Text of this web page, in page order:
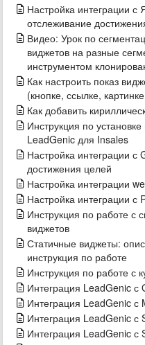
Настройка интеграции с
отслеживание
Видео: Урок по
виджетов на разные
инструментом
Как настроить показ
(кнопке, ссылке,
Как добавить
Инструкция по
LeadGenic для Insales
Настройка интеграции с
достижения целей
Настройка интеграции
Настройка интеграции с
Инструкция по работе с
виджетов
Статичные виджеты:
инструкция по работе
Инструкция по работе с
Интеграция LeadGenic с
Интеграция LeadGenic с
Интеграция LeadGenic с
Интеграция LeadGenic с